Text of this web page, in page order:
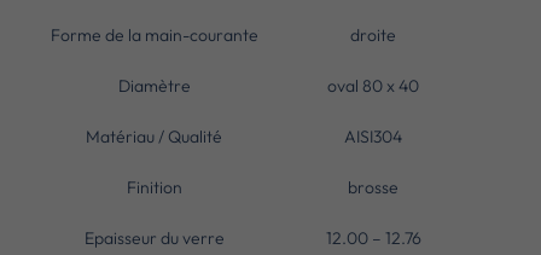
Forme de la main-courante droite
Diamètre oval 80 x 40
Matériau / Qualité AISI304
Finition brosse
Epaisseur du verre 12.00 – 12.76